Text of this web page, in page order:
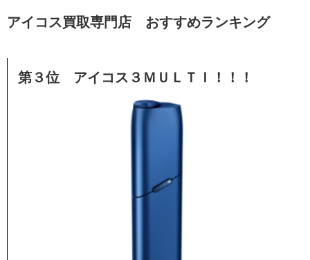
アイコス買取専門店 おすすめランキング
第３位 アイコス３ＭＵＬＴＩ！！！